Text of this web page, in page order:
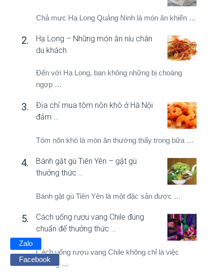
Chả mực Hạ Long Quảng Ninh là món ăn khiến …
Hạ Long – Những món ăn níu chân
du khách
Đến với Hạ Long, bạn không những bị choáng
ngợp …
Địa chỉ mua tôm nõn khô ở Hà Nội
đảm …
Tôm nõn khô là món ăn thường thấy trong bữa …
Bánh gật gù Tiên Yên – gật gù
thưởng thức …
Bánh gật gù Tiên Yên là một đặc sản được …
Cách uống rượu vang Chile đúng
chuẩn để thưởng thức …
Cách uống rượu vang Chile không chỉ là việc
thưởng …
Zalo
Facebook